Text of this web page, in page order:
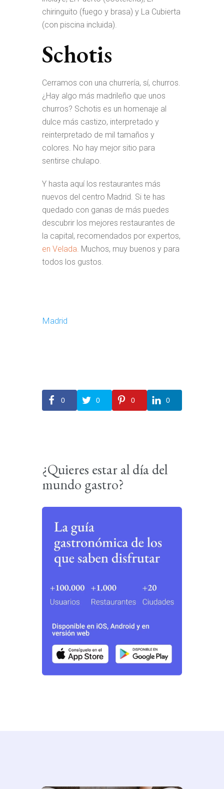
chiringuito (fuego y brasa) y La Cubierta
(con piscina incluida).
Schotis
Cerramos con una churrería, sí, churros.
¿Hay algo más madrileño que unos
churros? Schotis es un homenaje al
dulce más castizo, interpretado y
reinterpretado de mil tamaños y
colores. No hay mejor sitio para
sentirse chulapo.
Y hasta aquí los restaurantes más
nuevos del centro Madrid. Si te has
quedado con ganas de más puedes
descubrir los mejores restaurantes de
la capital, recomendados por expertos,
en Velada. Muchos, muy buenos y para
todos los gustos.
Madrid
0 0 0 0
¿Quieres estar al día del
mundo gastro?